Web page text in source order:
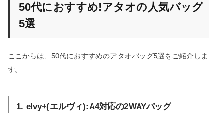
50代におすすめ!アタオの人気バッグ
5選
ここからは、50代におすすめのアタオバッグ5選をご紹介しま
す。
1. elvy+(エルヴィ):A4対応の2WAYバッグ